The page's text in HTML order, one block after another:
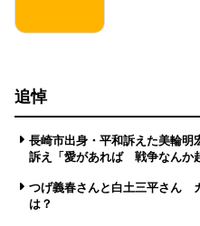
追悼
長崎市出身・平和訴えた美輪
訴え「愛があれば 戦争なんか
つげ義春さんと白土三平さん
は？